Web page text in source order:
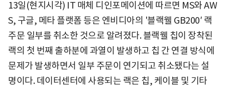
13일(현지시각) IT 매체 디인포메이션에 따르면 MS와 AW
S, 구글, 메타 플랫폼 등은 엔비디아의 '블랙웰 GB200′ 랙
주문 일부를 취소한 것으로 알려졌다. 블랙웰 칩이 장착된
랙의 첫 번째 출하분에 과열이 발생하고 칩 간 연결 방식에
문제가 발생하면서 일부 주문이 연기되고 취소됐다는 설
명이다. 데이터센터에 사용되는 랙은 칩, 케이블 및 기타